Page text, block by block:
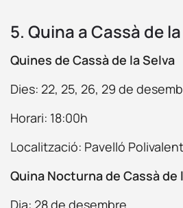
5. Quina a Cassà de
Quines de Cassà de la Selva
Dies: 22, 25, 26, 29 de
Horari: 18:00h
Localització: Pavelló Polivalent
Quina Nocturna de Cassà de
Dia: 28 de desembre